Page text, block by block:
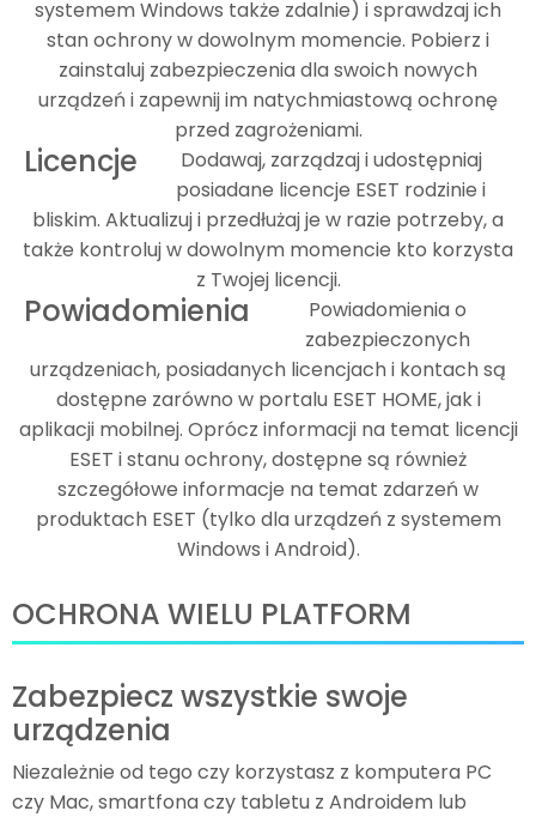
systemem Windows także zdalnie) i sprawdzaj ich
stan ochrony w dowolnym momencie. Pobierz i
zainstaluj zabezpieczenia dla swoich nowych
urządzeń i zapewnij im natychmiastową ochronę
przed zagrożeniami.
Licencje
Dodawaj, zarządzaj i udostępniaj
posiadane licencje ESET rodzinie i
bliskim. Aktualizuj i przedłużaj je w razie potrzeby, a
także kontroluj w dowolnym momencie kto korzysta
z Twojej licencji.
Powiadomienia
Powiadomienia o
zabezpieczonych
urządzeniach, posiadanych licencjach i kontach są
dostępne zarówno w portalu ESET HOME, jak i
aplikacji mobilnej. Oprócz informacji na temat licencji
ESET i stanu ochrony, dostępne są również
szczegółowe informacje na temat zdarzeń w
produktach ESET (tylko dla urządzeń z systemem
Windows i Android).
OCHRONA WIELU PLATFORM
Zabezpiecz wszystkie swoje
urządzenia
Niezależnie od tego czy korzystasz z komputera PC
czy Mac, smartfona czy tabletu z Androidem lub